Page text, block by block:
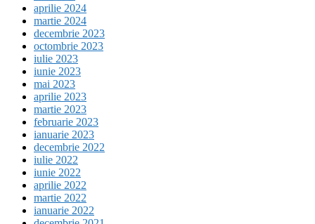
aprilie 2024
martie 2024
decembrie 2023
octombrie 2023
iulie 2023
iunie 2023
mai 2023
aprilie 2023
martie 2023
februarie 2023
ianuarie 2023
decembrie 2022
iulie 2022
iunie 2022
aprilie 2022
martie 2022
ianuarie 2022